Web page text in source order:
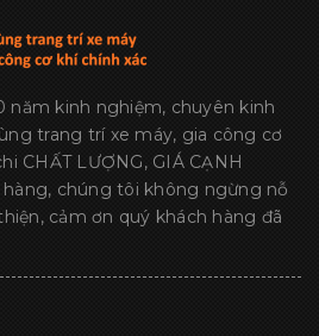
năm kinh nghiệm, chuyên kinh
trang trí xe máy, gia công cơ
CHẤT LƯỢNG, GIÁ CẠNH
chúng tôi không ngừng nỗ
cảm ơn quý khách hàng đã